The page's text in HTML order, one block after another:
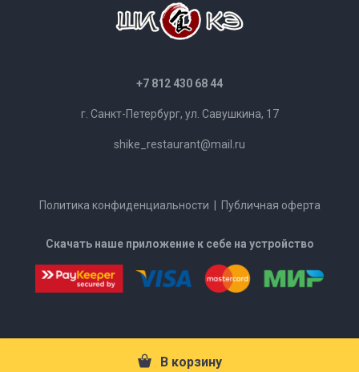
В корзину
+7 812 430 68 44
г. Санкт-Петербург, ул. Савушкина, 17
shike_restaurant@mail.ru
Политика конфиденциальности Публичная оферта
Скачать наше приложение к себе на устройство